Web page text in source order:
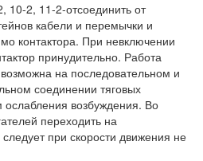
10-2, 11-2-отсоединить от
кабели и перемычки и
контактора. При невключении
принудительно. Работа
на последовательном и
соединении тяговых
возбуждения. Во
переходить на
при скорости движения не